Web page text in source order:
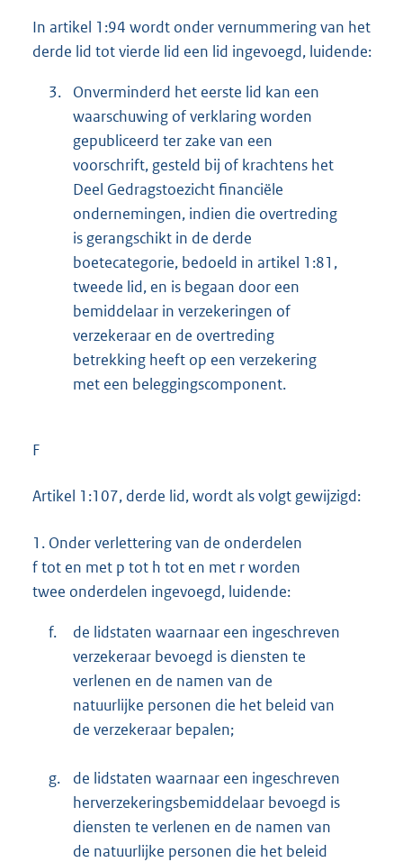
In artikel 1:94 wordt onder vernummering van het
derde lid tot vierde lid een lid ingevoegd, luidende:
3.
Onverminderd het eerste lid kan een
waarschuwing of verklaring worden
gepubliceerd ter zake van een
voorschrift, gesteld bij of krachtens het
Deel Gedragstoezicht financiële
ondernemingen, indien die overtreding
is gerangschikt in de derde
boetecategorie, bedoeld in artikel 1:81,
tweede lid, en is begaan door een
bemiddelaar in verzekeringen of
verzekeraar en de overtreding
betrekking heeft op een verzekering
met een beleggingscomponent.
F
Artikel 1:107, derde lid, wordt als volgt gewijzigd:
1. Onder verlettering van de onderdelen
f tot en met p tot h tot en met r worden
twee onderdelen ingevoegd, luidende:
f.
de lidstaten waarnaar een ingeschreven
verzekeraar bevoegd is diensten te
verlenen en de namen van de
natuurlijke personen die het beleid van
de verzekeraar bepalen;
g.
de lidstaten waarnaar een ingeschreven
herverzekeringsbemiddelaar bevoegd is
diensten te verlenen en de namen van
de natuurlijke personen die het beleid